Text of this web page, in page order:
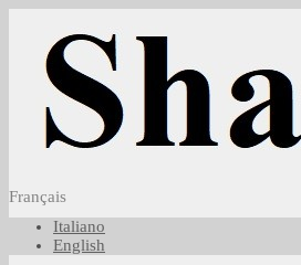
Français
Italiano
English